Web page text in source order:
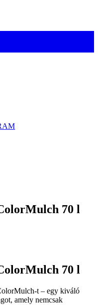
70 l
70 l
t – egy kiváló
amely nemcsak